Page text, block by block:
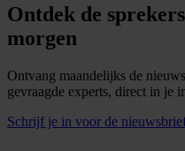
Ontdek de
morgen
Ontvang maandelijks de
gevraagde experts, direct in je
Schrijf je in voor de